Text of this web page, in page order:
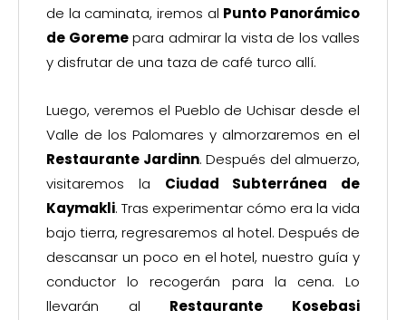
de la caminata, iremos al Punto Panorámico
de Goremepara admirar la vista de los valles
y disfrutar de una taza de café turco allí.
Luego, veremos el Pueblo de Uchisar desde el
Valle de los Palomares y almorzaremos en el
Restaurante Jardinn. Después del almuerzo,
visitaremos la Ciudad Subterránea de
Kaymakli. Tras experimentar cómo era la vida
bajo tierra, regresaremos al hotel. Después de
descansar un poco en el hotel, nuestro guía y
conductor lo recogerán para la cena. Lo
llevarán al Restaurante Kosebasi